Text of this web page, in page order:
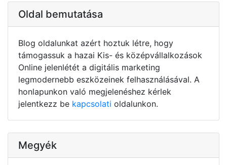
Oldal bemutatása
Blog oldalunkat azért hoztuk létre, hogy
támogassuk a hazai Kis- és középvállalkozások
Online jelenlétét a digitális marketing
legmodernebb eszközeinek felhasználásával. A
honlapunkon való megjelenéshez kérlek
jelentkezz be kapcsolati oldalunkon.
Megyék